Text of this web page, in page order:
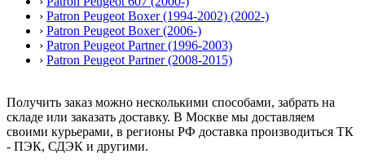
› Patron Peugeot Boxer (1994-2002) (2002-)
› Patron Peugeot Boxer (2006-)
› Patron Peugeot Partner (1996-2003)
› Patron Peugeot Partner (2008-2015)
Получить заказ можно несколькими способами, забрать на
складе или заказать доставку. В Москве мы доставляем
своими курьерами, в регионы РФ доставка производиться ТК
- ПЭК, СДЭК и другими.